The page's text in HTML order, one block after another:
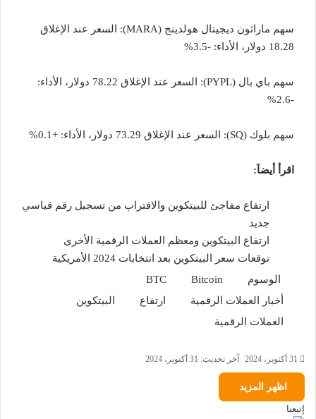
سهم ماراثون ديجيتال هولدينج (MARA): السعر عند الإغلاق
18.28 دولار، الأداء: -3.5%
سهم باي بال (PYPL): السعر عند الإغلاق 78.22 دولار، الأداء:
-2.6%
سهم بلوك (SQ): السعر عند الإغلاق 73.29 دولار، الأداء: +0.1%
اقرأ أيضاَ:
ارتفاع مفاجئ للبيتكوين والاقتراب من تسجيل رقم قياسي
جديد
ارتفاع البيتكوين ومعظم العملات الرقمية الأخرى
توقعات سعر البيتكوين بعد انتخابات 2024 الأمريكية
الوسوم
Bitcoin
BTC
أخبار العملات الرقمية
ارتفاع
البيتكوين
العملات الرقمية
31 أكتوبر، 2024 آخر تحديث: 31 أكتوبر، 2024
اظهر المزيد
إتبعنا